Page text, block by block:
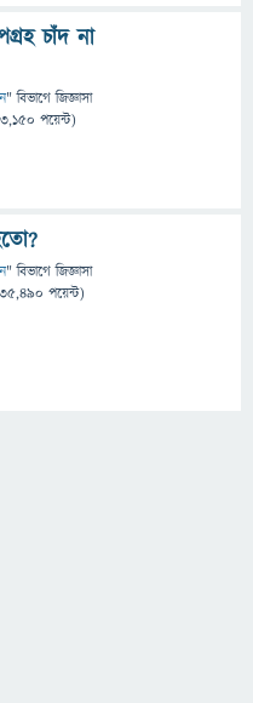
চাঁদ না
" বিভাগে জিজ্ঞাসা
পয়েন্ট)
" বিভাগে জিজ্ঞাসা
পয়েন্ট)